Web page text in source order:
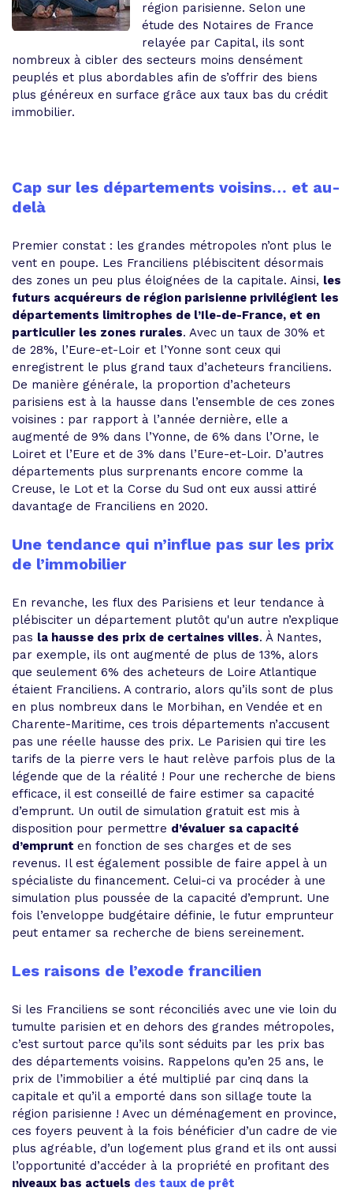
région parisienne. Selon une
étude des Notaires de France
relayée par Capital, ils sont
nombreux à cibler des secteurs moins densément
peuplés et plus abordables afin de s’offrir des biens
plus généreux en surface grâce aux taux bas du crédit
immobilier.
Cap sur les départements voisins… et au-
delà
Premier constat : les grandes métropoles n’ont plus le
vent en poupe. Les Franciliens plébiscitent désormais
des zones un peu plus éloignées de la capitale. Ainsi, les
futurs acquéreurs de région parisienne privilégient les
départements limitrophes de l’Ile-de-France, et en
particulier les zones rurales. Avec un taux de 30% et
de 28%, l’Eure-et-Loir et l’Yonne sont ceux qui
enregistrent le plus grand taux d’acheteurs franciliens.
De manière générale, la proportion d’acheteurs
parisiens est à la hausse dans l’ensemble de ces zones
voisines : par rapport à l’année dernière, elle a
augmenté de 9% dans l’Yonne, de 6% dans l’Orne, le
Loiret et l’Eure et de 3% dans l’Eure-et-Loir. D’autres
départements plus surprenants encore comme la
Creuse, le Lot et la Corse du Sud ont eux aussi attiré
davantage de Franciliens en 2020.
Une tendance qui n’influe pas sur les prix
de l’immobilier
En revanche, les flux des Parisiens et leur tendance à
plébisciter un département plutôt qu'un autre n’explique
pas la hausse des prix de certaines villes. À Nantes,
par exemple, ils ont augmenté de plus de 13%, alors
que seulement 6% des acheteurs de Loire Atlantique
étaient Franciliens. A contrario, alors qu’ils sont de plus
en plus nombreux dans le Morbihan, en Vendée et en
Charente-Maritime, ces trois départements n’accusent
pas une réelle hausse des prix. Le Parisien qui tire les
tarifs de la pierre vers le haut relève parfois plus de la
légende que de la réalité ! Pour une recherche de biens
efficace, il est conseillé de faire estimer sa capacité
d’emprunt. Un outil de simulation gratuit est mis à
disposition pour permettre d’évaluer sa capacité
d’emprunt en fonction de ses charges et de ses
revenus. Il est également possible de faire appel à un
spécialiste du financement. Celui-ci va procéder à une
simulation plus poussée de la capacité d’emprunt. Une
fois l’enveloppe budgétaire définie, le futur emprunteur
peut entamer sa recherche de biens sereinement.
Les raisons de l’exode francilien
Si les Franciliens se sont réconciliés avec une vie loin du
tumulte parisien et en dehors des grandes métropoles,
c’est surtout parce qu’ils sont séduits par les prix bas
des départements voisins. Rappelons qu’en 25 ans, le
prix de l’immobilier a été multiplié par cinq dans la
capitale et qu’il a emporté dans son sillage toute la
région parisienne ! Avec un déménagement en province,
ces foyers peuvent à la fois bénéficier d’un cadre de vie
plus agréable, d’un logement plus grand et ils ont aussi
l’opportunité d’accéder à la propriété en profitant des
niveaux bas actuels des taux de prêt